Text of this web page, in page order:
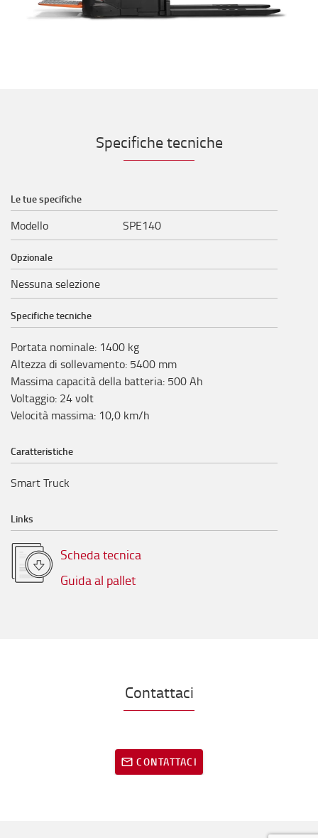
Specifiche tecniche
Le tue specifiche
Modello SPE140
Opzionale
Nessuna selezione
Specifiche tecniche
Portata nominale: 1400 kg
Altezza di sollevamento: 5400 mm
Massima capacità della batteria: 500Ah
Voltaggio: 24volt
Velocità massima: 10,0 km/h
Caratteristiche
Smart Truck
Links
Scheda tecnica
Guida al pallet
Contattaci
CONTATTACI